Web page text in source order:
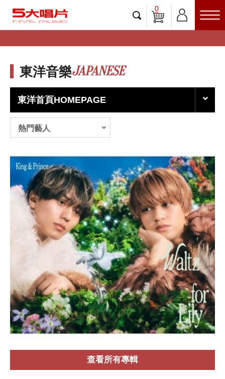
0
東洋音樂JAPANESE
東洋首頁HOMEPAGE
熱門藝人
查看所有專輯